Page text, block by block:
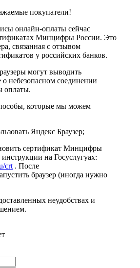
покупатели!
онлайн-оплаты сейчас
Минцифры России. Это
связанная с отзывом
у российских банков.
могут выводить
небезопасном соединении
оплаты.
которые мы можем
Яндекс Браузер;
сертификат Минцифры
на Госуслугуах:
crt . После
браузер (иногда нужно
неудобствах и